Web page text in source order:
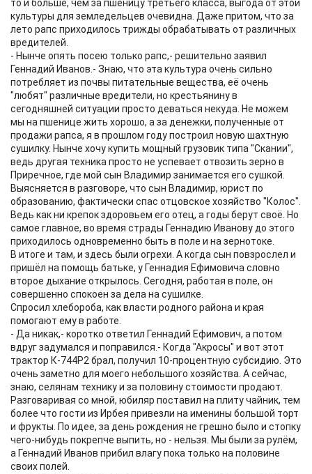
то и больше, чем за пшеницу третьего класса, выгода от этой
культуры для земледельцев очевидна. Даже притом, что за
лето рапс приходилось трижды обрабатывать от различных
вредителей.
- Нынче опять посею только рапс,- решительно заявил
Геннадий Иванов.- Знаю, что эта культура очень сильно
потребляет из почвы питательные вещества, её очень
"любят" различные вредители, но крестьянину в
сегодняшней ситуации просто деваться некуда. Не можем
мы на пшенице жить хорошо, а за денежки, полученные от
продажи рапса, я в прошлом году построил новую шахтную
сушилку. Нынче хочу купить мощный грузовик типа "Скании",
ведь другая техника просто не успевает отвозить зерно в
Приречное, где мой сын Владимир занимается его сушкой.
Выясняется в разговоре, что сын Владимир, юрист по
образованию, фактически спас отцовское хозяйство "Колос".
Ведь как ни крепок здоровьем его отец, а годы берут своё. Но
самое главное, во время страды Геннадию Иванову до этого
приходилось одновременно быть в поле и на зернотоке.
В итоге и там, и здесь были огрехи. А когда сын повзрослел и
пришёл на помощь батьке, у Геннадия Ефимовича словно
второе дыхание открылось. Сегодня, работая в поле, он
совершенно спокоен за дела на сушилке.
Спросил хлебороба, как власти родного района и края
помогают ему в работе.
- Да никак,- коротко ответил Геннадий Ефимович, а потом
вдруг задумался и поправился.- Когда "Акросы" и вот этот
трактор К-744Р2 брал, получил 10-процентную субсидию. Это
очень заметно для моего небольшого хозяйства. А сейчас,
знаю, селянам технику и за половину стоимости продают.
Разговаривая со мной, юбиляр поставил на плиту чайник, тем
более что гости из Ирбея привезли на именины большой торт
и фрукты. По идее, за день рождения не грешно было и стопку
чего-нибудь покрепче выпить, но - нельзя. Мы были за рулём,
а Геннадий Иванов прибил влагу пока только на половине
своих полей.